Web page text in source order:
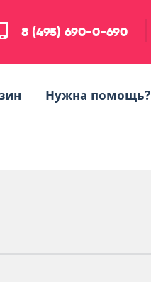
8 (495) 690-0-690
Нужна помощь?